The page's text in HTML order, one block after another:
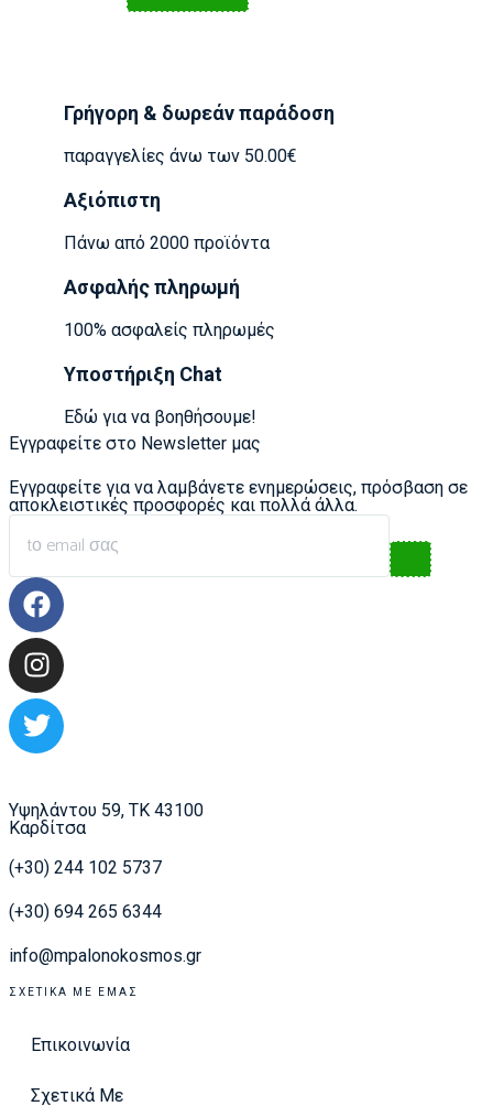
Γρήγορη & δωρεάν παράδοση
παραγγελίες άνω των 50.00€
Αξιόπιστη
Πάνω από 2000 προϊόντα
Ασφαλής πληρωμή
100% ασφαλείς πληρωμές
Υποστήριξη Chat
Εδώ για να βοηθήσουμε!
Εγγραφείτε στο Newsletter μας
Εγγραφείτε για να λαμβάνετε ενημερώσεις, πρόσβαση σε
αποκλειστικές προσφορές και πολλά άλλα.
Υψηλάντου 59, ΤΚ 43100
Καρδίτσα
(+30) 244 102 5737
(+30) 694 265 6344
info@mpalonokosmos.gr
ΣΧΕΤΙΚΆ ΜΕ ΕΜΆΣ
Επικοινωνία
Σχετικά Με